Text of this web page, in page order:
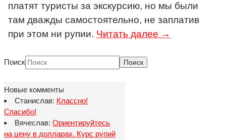
платят туристы за экскурсию, но мы были
там дважды самостоятельно, не заплатив
при этом ни рупии. Читать далее →
Поиск
Новые комменты
Станислав: Классно!
Спасибо!
Вячеслав:Ориентируйтесь
на цену в долларах. Курс рупий